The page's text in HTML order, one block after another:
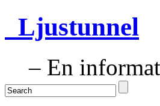
Ljustunnel
– En